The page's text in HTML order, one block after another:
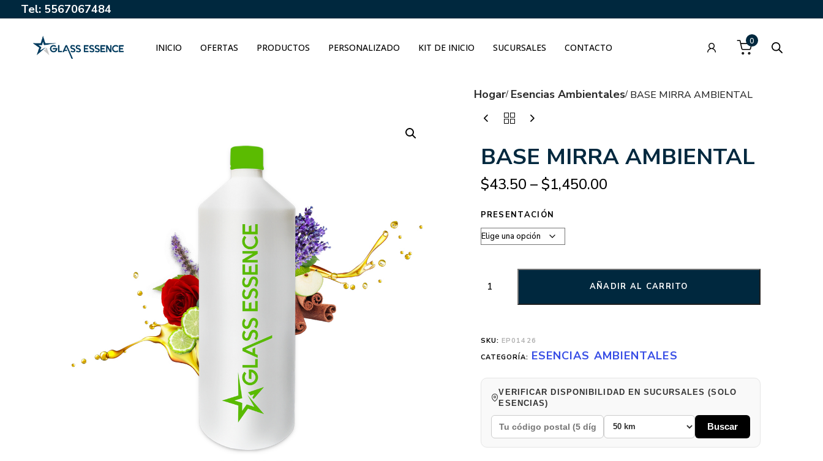
Tel: 5567067484
INICIO OFERTAS PRODUCTOS PERSONALIZADO KIT DE INICIO SUCURSALES CONTACTO
0
Hogar Esencias Ambientales BASE MIRRA AMBIENTAL
BASE MIRRA AMBIENTAL
$43.50 – $1,450.00
PRESENTACIÓN
AÑADIR AL CARRITO
SKU: EP01426
CATEGORÍA: ESENCIAS AMBIENTALES
VERIFICAR DISPONIBILIDAD EN SUCURSALES (SOLO
ESENCIAS)
Buscar